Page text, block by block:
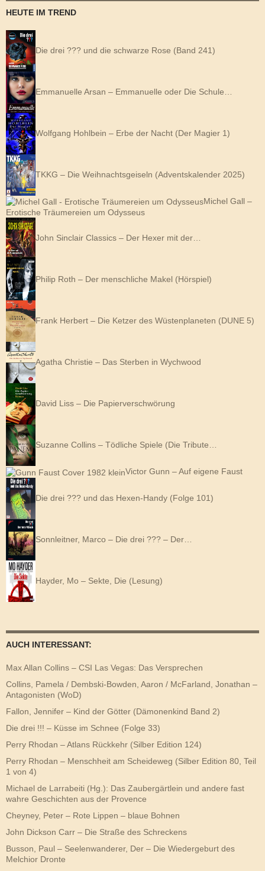
HEUTE IM TREND
Die drei ??? und die schwarze Rose (Band 241)
Emmanuelle Arsan – Emmanuelle oder Die Schule…
Wolfgang Hohlbein – Erbe der Nacht (Der Magier 1)
TKKG – Die Weihnachtsgeiseln (Adventskalender 2025)
Michel Gall –
Erotische Träumereien um Odysseus
John Sinclair Classics – Der Hexer mit der…
Philip Roth – Der menschliche Makel (Hörspiel)
Frank Herbert – Die Ketzer des Wüstenplaneten (DUNE 5)
Agatha Christie – Das Sterben in Wychwood
David Liss – Die Papierverschwörung
Suzanne Collins – Tödliche Spiele (Die Tribute…
Victor Gunn – Auf eigene Faust
Die drei ??? und das Hexen-Handy (Folge 101)
Sonnleitner, Marco – Die drei ??? – Der…
Hayder, Mo – Sekte, Die (Lesung)
AUCH INTERESSANT:
Max Allan Collins – CSI Las Vegas: Das Versprechen
Collins, Pamela / Dembski-Bowden, Aaron / McFarland, Jonathan –
Antagonisten (WoD)
Fallon, Jennifer – Kind der Götter (Dämonenkind Band 2)
Die drei !!! – Küsse im Schnee (Folge 33)
Perry Rhodan – Atlans Rückkehr (Silber Edition 124)
Perry Rhodan – Menschheit am Scheideweg (Silber Edition 80, Teil
1 von 4)
Michael de Larrabeiti (Hg.): Das Zaubergärtlein und andere fast
wahre Geschichten aus der Provence
Cheyney, Peter – Rote Lippen – blaue Bohnen
John Dickson Carr – Die Straße des Schreckens
Busson, Paul – Seelenwanderer, Der – Die Wiedergeburt des
Melchior Dronte